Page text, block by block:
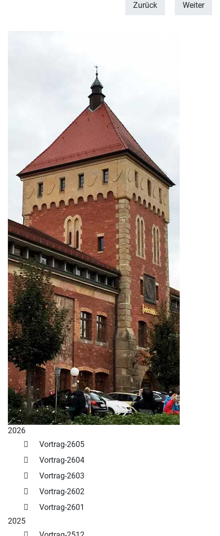
Zurück Weiter
2026
Vortrag-2605
Vortrag-2604
Vortrag-2603
Vortrag-2602
Vortrag-2601
2025